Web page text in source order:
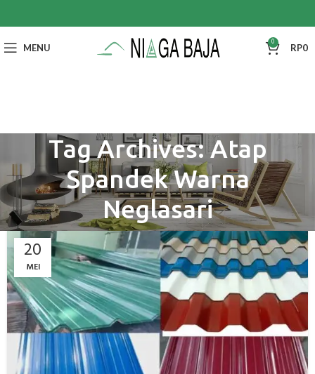
MENU 0 RP0
Tag Archives: Atap
Spandek Warna
Neglasari
20
MEI